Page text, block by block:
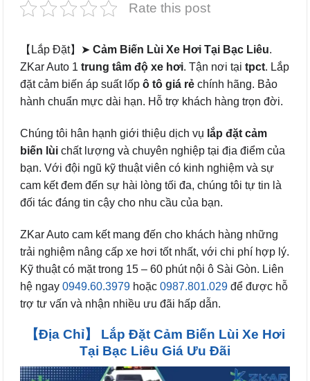
Rate this post
【Lắp Đặt】➤ Cảm Biến Lùi Xe Hơi Tại Bạc Liêu.
ZKar Auto 1 trung tâm độ xe hơi. Tận nơi tại tpct. Lắp
đặt cảm biến áp suất lốp ô tô giá rẻ chính hãng. Bảo
hành chuẩn mực dài hạn. Hỗ trợ khách hàng trọn đời.
Chúng tôi hân hạnh giới thiệu dịch vụ lắp đặt cảm
biến lùi chất lượng và chuyên nghiệp tại địa điểm của
bạn. Với đội ngũ kỹ thuật viên có kinh nghiệm và sự
cam kết đem đến sự hài lòng tối đa, chúng tôi tự tin là
đối tác đáng tin cậy cho nhu cầu của bạn.
ZKar Auto cam kết mang đến cho khách hàng những
trải nghiệm nâng cấp xe hơi tốt nhất, với chi phí hợp lý.
Kỹ thuật có mặt trong 15 – 60 phút nội ô Sài Gòn. Liên
hệ ngay 0949.60.3979 hoặc 0987.801.029 để được hỗ
trợ tư vấn và nhận nhiều ưu đãi hấp dẫn.
【Địa Chỉ】 Lắp Đặt Cảm Biến Lùi Xe Hơi
Tại Bạc Liêu Giá Ưu Đãi